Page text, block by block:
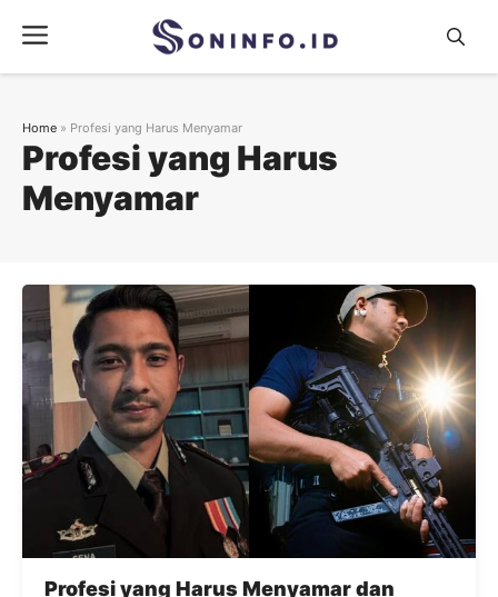
content
Menu
Profesi yang Harus
Menyamar
Home » Profesi yang Harus Menyamar
Profesi yang Harus Menyamar dan